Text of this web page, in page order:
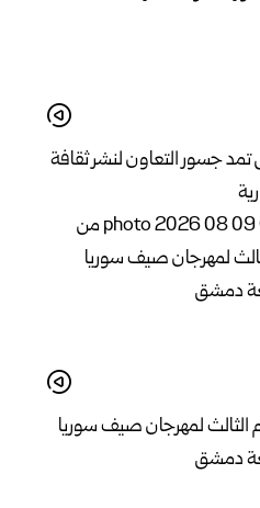
جسور التعاون لنشر ثقافة
الثالث لمهرجان صيف سوريا